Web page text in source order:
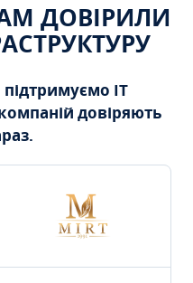
ДОВІРИЛИ
підтримуємо ІТ
довіряють